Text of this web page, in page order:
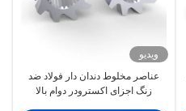
ویدیو
عناصر مخلوط دندان دار فولاد ضد
زنگ اجزای اکسترودر دوام بالا